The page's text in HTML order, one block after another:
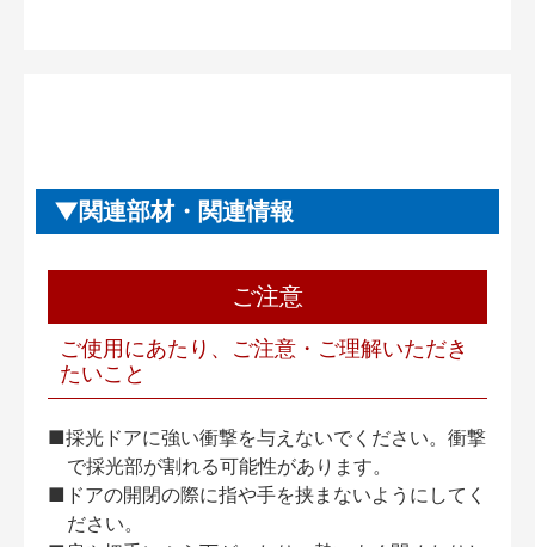
関連部材・関連情報
ご注意
ご使用にあたり、ご注意・ご理解いただき
たいこと
■採光ドアに強い衝撃を与えないでください。衝撃
で採光部が割れる可能性があります。
■ドアの開閉の際に指や手を挟まないようにしてく
ださい。